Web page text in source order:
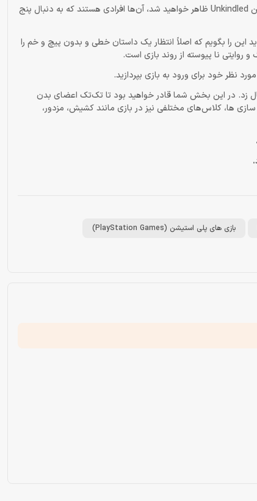
البته از همان بدو ورود به بازی یک هدف برایتان وجود دارد، شما در این بازی به عنوان یکی از چندین Unkindled ظاهر خواهید شد، آن‌ها افرادی هستند که به دنبال پنج
این را بگویم که اصلاً انتظار یک داستان خطی و بدون پیچ و خم را
نا پیوسته از روند بازی است.
زد. در این بخش شما قادر خواهید بود تا تک‌تک اعضای بدن
ها، کلاس‌های مختلفی نیز در بازی مانند کشیش، مزدور،
بازی های پلی استیشن (PlayStation Games)